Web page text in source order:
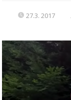
27.3. 2017